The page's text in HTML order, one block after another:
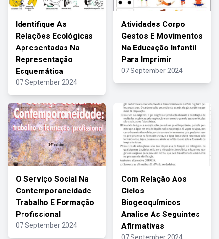
Identifique As
Relações Ecológicas
Apresentadas Na
Representação
Esquemática
07 September 2024
Atividades Corpo
Gestos E Movimentos
Na Educação Infantil
Para Imprimir
07 September 2024
O Serviço Social Na
Contemporaneidade
Trabalho E Formação
Profissional
07 September 2024
Com Relação Aos
Ciclos
Biogeoquímicos
Analise As Seguintes
Afirmativas
07 September 2024